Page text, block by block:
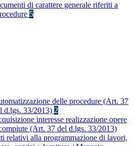
di carattere generale riferiti a
5
delle procedure (Art. 37
d.lgs. 33/2013) 2
interesse realizzazione opere
(Art. 37 del d.lgs. 33/2013)
relativi alla programmazione di lavori,